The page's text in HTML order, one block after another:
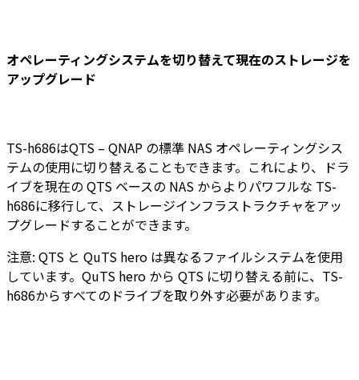
オペレーティングシステムを切り替えて現在のストレージを
アップグレード
TS-h686はQTS – QNAP の標準 NAS オペレーティングシス
テムの使用に切り替えることもできます。これにより、ドラ
イブを現在の QTS ベースの NAS からよりパワフルな TS-
h686に移行して、ストレージインフラストラクチャをアッ
プグレードすることができます。
注意: QTS と QuTS hero は異なるファイルシステムを使用
しています。QuTS hero から QTS に切り替える前に、TS-
h686からすべてのドライブを取り外す必要があります。